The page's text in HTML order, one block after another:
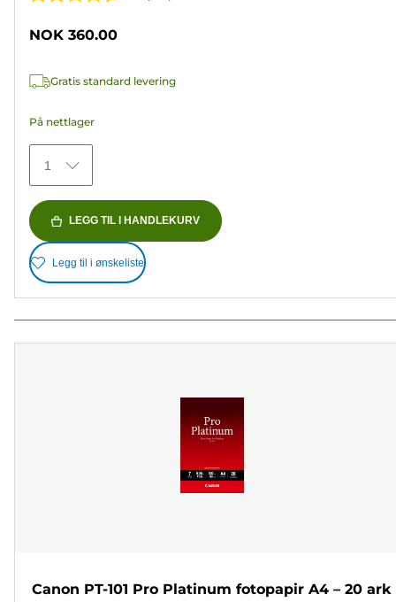
5
152
NOK 360.00
Gratis standard levering
På nettlager
1
LEGG TIL I HANDLEKURV
Legg til i ønskeliste
Canon PT-101 Pro Platinum fotopapir A4 – 20 ark